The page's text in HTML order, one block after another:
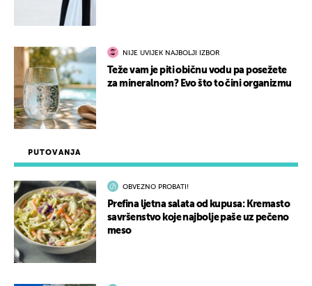
PUTOVANJA
OBVEZNO PROBATI!
Prefina ljetna salata od kupusa: Kremasto
savršenstvo koje najbolje paše uz pečeno
meso
NIJE UVIJEK NAJBOLJI IZBOR
Teže vam je piti običnu vodu pa posežete
za mineralnom? Evo što to čini organizmu